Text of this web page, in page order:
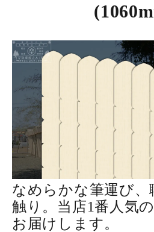
ようこそ ゲスト 様
ログイン 会員登録
ホーム
商品から探す
特集
なめらかな筆運び、
触り。当店1番人気
お届けします。